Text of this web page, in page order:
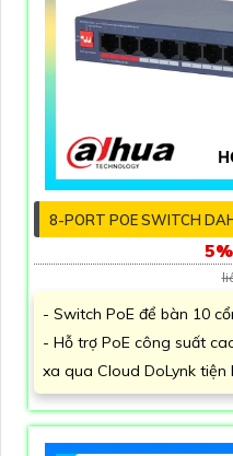
8-PORT POE SWITCH
- Switch PoE để bàn 10
- Hỗ trợ PoE công suất
xa qua Cloud DoLynk tiện